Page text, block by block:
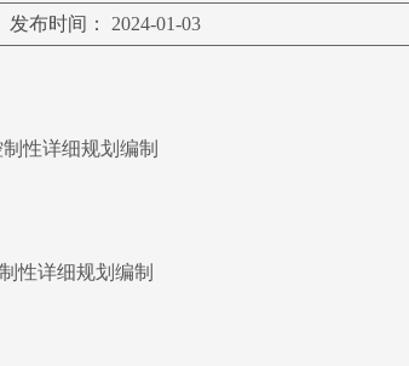
发布时间： 2024-01-03
性详细规划编制
性详细规划编制